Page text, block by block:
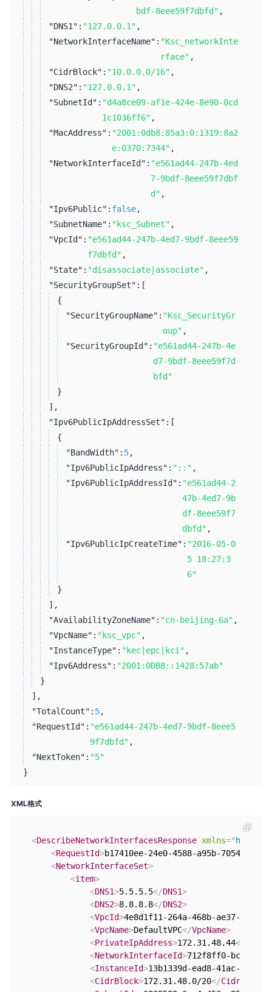
bdf-8eee59f7dbfd" ,
"DNS1": "127.0.0.1" ,
"NetworkInterfaceName": "Ksc_networkInte
rface" ,
"CidrBlock": "10.0.0.0/16" ,
"DNS2": "127.0.0.1" ,
"SubnetId": "d4a8ce09-af1e-424e-8e90-0cd
1c1036ff6" ,
"MacAddress": "2001:0db8:85a3:0:1319:8a2
e:0370:7344" ,
"NetworkInterfaceId": "e561ad44-247b-4ed
7-9bdf-8eee59f7dbf
d" ,
"Ipv6Public": false,
"SubnetName": "ksc_Subnet" ,
"VpcId": "e561ad44-247b-4ed7-9bdf-8eee59
f7dbfd" ,
"State": "disassociate|associate" ,
"SecurityGroupSet": [
{
"SecurityGroupName": "Ksc_SecurityGr
oup" ,
"SecurityGroupId": "e561ad44-247b-4e
d7-9bdf-8eee59f7d
bfd"
}
] ,
"Ipv6PublicIpAddressSet": [
{
"BandWidth": 5,
"Ipv6PublicIpAddress": "::" ,
"Ipv6PublicIpAddressId": "e561ad44-2
47b-4ed7-9b
df-8eee59f7
dbfd" ,
"Ipv6PublicIpCreateTime": "2016-05-0
5 18:27:3
6"
}
] ,
"AvailabilityZoneName": "cn-beijing-6a" ,
"VpcName": "ksc_vpc" ,
"InstanceType": "kec|epc|kci" ,
"Ipv6Address": "2001:0DB8::1428:57ab"
}
] ,
"TotalCount": 5,
"RequestId": "e561ad44-247b-4ed7-9bdf-8eee5
9f7dbfd" ,
"NextToken": "5"
}
XML格式
<DescribeNetworkInterfacesResponse xmlns="http://
<RequestId>b17410ee-24e0-4588-a95b-
<NetworkInterfaceSet>
<item>
<DNS1>5.5.5.5</DNS1>
<DNS2>8.8.8.8</DNS2>
<VpcId>4e8d1f11-264a-468b-ae37-
<VpcName>DefaultVPC</VpcName>
<PrivateIpAddress>172.31.48.44</
<NetworkInterfaceId>712f8ff0-bcb2-
<InstanceId>13b1339d-ead8-41ac-b088-
<CidrBlock>172.31.48.0/20</CidrBlock